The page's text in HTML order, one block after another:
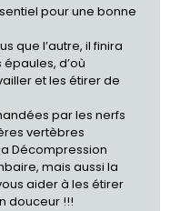
pour une bonne
que l’autre, il finira
d’où
et les étirer de
par les nerfs
vertèbres
Décompression
mais aussi la
aider à les étirer
douceur !!!